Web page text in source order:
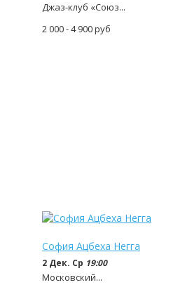
Джаз-клуб «Союз...
2 000 - 4 900руб
София Ацбеха Негга
2 Дек. Ср 19:00
Московский...